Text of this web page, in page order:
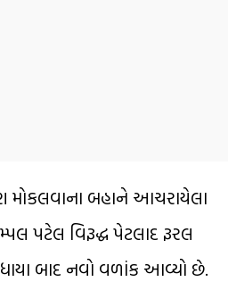
મોકલવાના બહાને આચરાયેલા
પટેલ વિરૂદ્ધ પેટલાદ રૂરલ
બાદ નવો વળાંક આવ્યો છે.